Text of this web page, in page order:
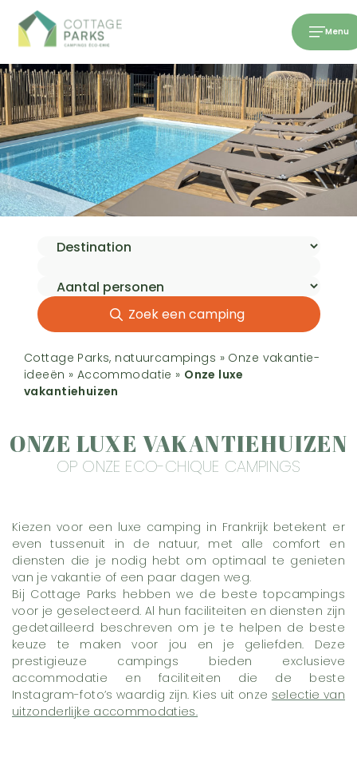
Menu
Zoek een camping
Cottage Parks, natuurcampings » Onze vakantie-
ideeën » Accommodatie » Onze luxe
vakantiehuizen
ONZE LUXE VAKANTIEHUIZEN
OP ONZE ECO-CHIQUE CAMPINGS
Kiezen voor een luxe camping in Frankrijk betekent er
even tussenuit in de natuur, met alle comfort en
diensten die je nodig hebt om optimaal te genieten
van je vakantie of een paar dagen weg.
Bij Cottage Parks hebben we de beste topcampings
voor je geselecteerd. Al hun faciliteiten en diensten zijn
gedetailleerd beschreven om je te helpen de beste
keuze te maken voor jou en je geliefden. Deze
prestigieuze campings bieden exclusieve
accommodatie en faciliteiten die de beste
Instagram-foto’s waardig zijn. Kies uit onze selectie van
uitzonderlijke accommodaties.